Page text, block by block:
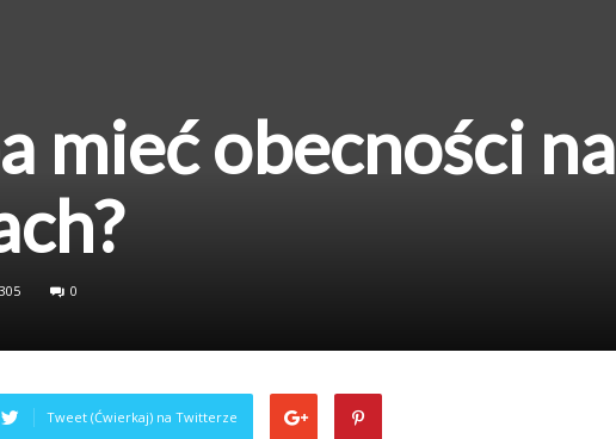
mieć obecności na
305 0
Tweet (Ćwierkaj) na Twitterze